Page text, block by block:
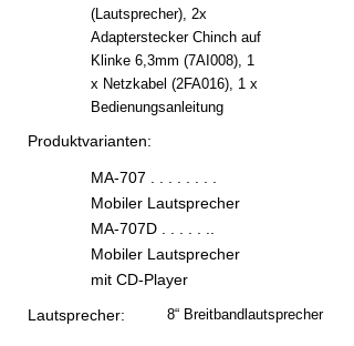
(Lautsprecher), 2x
Adapterstecker Chinch auf
Klinke 6,3mm (7AI008), 1
x Netzkabel (2FA016), 1 x
Bedienungsanleitung
Produktvarianten:
MA-707 . . . . . . . .
Mobiler Lautsprecher
MA-707D . . . . . ..
Mobiler Lautsprecher
mit CD-Player
Lautsprecher:
8“ Breitbandlautsprecher